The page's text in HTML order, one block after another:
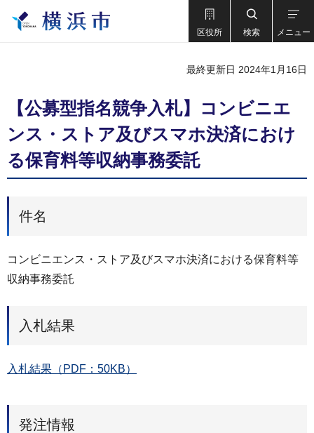
区役所 検索 メニュー
最終更新日 2024年1月16日
【公募型指名競争入札】コンビニエ
ンス・ストア及びスマホ決済におけ
る保育料等収納事務委託
件名
コンビニエンス・ストア及びスマホ決済における保育料等
収納事務委託
入札結果
入札結果（PDF：50KB）
発注情報